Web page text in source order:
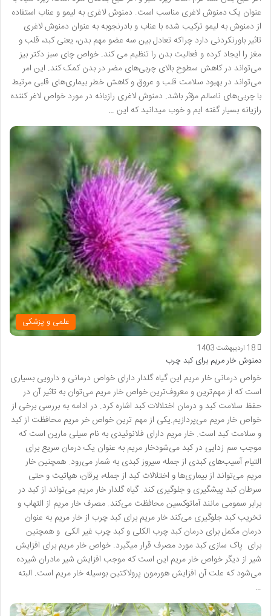
عنوان یک دمنوش لاغری مناسب است. دمنوش لاغری به لیمو و عناب استفاده
از دمنوش به لیمو ترکیب شده با عناب و بادرنجوبه به عنوان دمنوش لاغری
تاثیر باورنکردنی دارد چراکه تعادل بین سه عضو مهم بدن، یعنی کبد، قلب و
مغز را ایجاد کرده و فعالیت بدن را تنظیم می کند. خواص چای سبز دکتر بیز
می‌تواند در کاهش سطوح بالای چربی‌های مضر در بدن کمک کند. این امر
می‌تواند در بهبود سلامت قلب و عروق و کاهش خطر بیماری‌های قلبی مرتبط
با چربی‌های ناسالم مؤثر باشد. ​دمنوش لاغری رازیانه در مورد خواص لاغر کننده
رازیانه بسیار گفته ایم و خوب میدانید که این …
علمی و پزشکی
18 اردیبهشت 1403
دمنوش خار مریم برای کبد چرب
خواص درمانی خار مریم این گیاه گلدار دارای خواص درمانی و دارویی بسیاری
است که از مهم‌ترین و معروف‌ترین خواص خار مریم می‌توان به تاثیر آن در
حفظ سلامت کبد و درمان اختلالات کبد اشاره کرد. در ادامه به بررسی برخی از
خواص خار مریم می‌پردازیم.یکی از مهم ترین خواص خر مریم محافظت از کبد
و سلامت کبد است. خار مریم دارای فلانوئیدی به نام سیلی مارین است که
موجب سم زدایی در کبد می‌شودخار مریم به عنوان یک درمان سریع برای
التیام آسیب‌های کبدی از جمله سیروز کبدی به شمار می‌رود. همچنین خار
مریم می‌تواند از بیماری‌ها و اختلالات کبد از جمله، یرقان، هپاتیت و حتی
سرطان کبد پیشگیری و جلوگیری کند‌. گیاه گلدار خار مریم می‌تواند از کبد در
برابر سمومی مانند آماتوکسین محافظت می‌کند. مصرف خار مریم از التهاب و
تخریب کبد جلوگیری می‌کند خار مریم برای کبد چرب از خار مریم به عنوان
درمان مکمل برای درمان کبد چرب الکلی و کبد چرب غیر الکی و همچنین
برای پاک سازی کبد مورد مصرف قرار میگیرد. خواص خار مریم برای افزایش
شیر از دیگر خواص خار مریم این است که موجب افزایش شیر مادران شیرده
می‌شود که علت آن افزایش هورمون پرولاکتین بوسیله خار مریم است. البته
…